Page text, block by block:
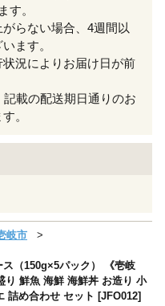
す。
らない場合、4週間以
ます。
況によりお届け日が前
載の配送期日通りのお
。
岐市
ス（150g×5パック） 《壱岐
り 鮮魚 海鮮 海鮮丼 お造り 小
詰め合わせ セット [JFO012]